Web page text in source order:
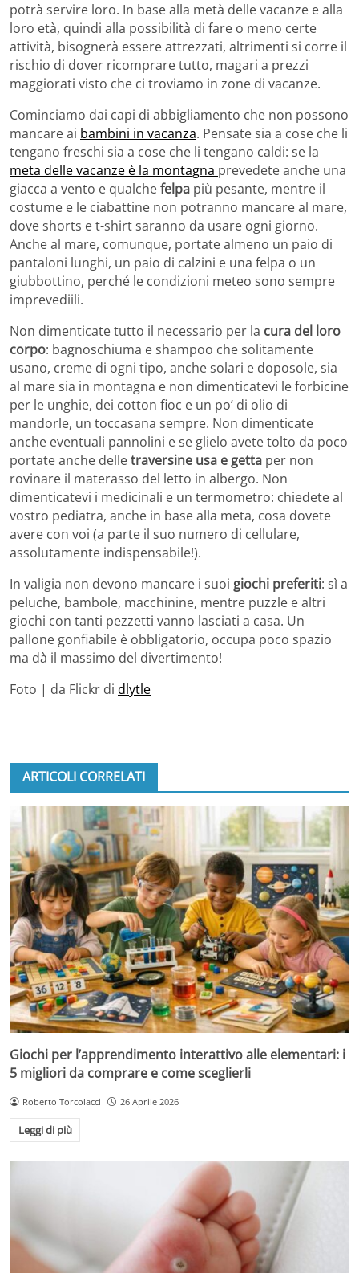
potrà servire loro. In base alla metà delle vacanze e alla
loro età, quindi alla possibilità di fare o meno certe
attività, bisognerà essere attrezzati, altrimenti si corre il
rischio di dover ricomprare tutto, magari a prezzi
maggiorati visto che ci troviamo in zone di vacanze.
Cominciamo dai capi di abbigliamento che non possono
mancare ai bambini in vacanza. Pensate sia a cose che li
tengano freschi sia a cose che li tengano caldi: se la
meta delle vacanze è la montagna prevedete anche una
giacca a vento e qualchefelpa più pesante, mentre il
costume e le ciabattine non potranno mancare al mare,
dove shorts e t-shirt saranno da usare ogni giorno.
Anche al mare, comunque, portate almeno un paio di
pantaloni lunghi, un paio di calzini e una felpa o un
giubbottino, perché le condizioni meteo sono sempre
imprevediili.
Non dimenticate tutto il necessario per la cura del loro
corpo: bagnoschiuma e shampoo che solitamente
usano, creme di ogni tipo, anche solari e doposole, sia
al mare sia in montagna e non dimenticatevi le forbicine
per le unghie, dei cotton fioc e un po’ di olio di
mandorle, un toccasana sempre. Non dimenticate
anche eventuali pannolini e se glielo avete tolto da poco
portate anche delletraversine usa e getta per non
rovinare il materasso del letto in albergo. Non
dimenticatevi i medicinali e un termometro: chiedete al
vostro pediatra, anche in base alla meta, cosa dovete
avere con voi (a parte il suo numero di cellulare,
assolutamente indispensabile!).
In valigia non devono mancare i suoi giochi preferiti: sì a
peluche, bambole, macchinine, mentre puzzle e altri
giochi con tanti pezzetti vanno lasciati a casa. Un
pallone gonfiabile è obbligatorio, occupa poco spazio
ma dà il massimo del divertimento!
Foto | da Flickr di dlytle
ARTICOLI CORRELATI
Giochi per l’apprendimento interattivo alle elementari: i
5 migliori da comprare e come sceglierli
Roberto Torcolacci 26 Aprile 2026
Leggi di più